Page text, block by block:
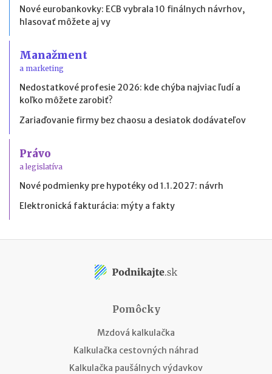
Nové eurobankovky: ECB vybrala 10 finálnych návrhov,
hlasovať môžete aj vy
Manažment
a marketing
Nedostatkové profesie 2026: kde chýba najviac ľudí a
koľko môžete zarobiť?
Zariaďovanie firmy bez chaosu a desiatok dodávateľov
Právo
a legislatíva
Nové podmienky pre hypotéky od 1.1.2027: návrh
Elektronická fakturácia: mýty a fakty
Pomôcky
Mzdová kalkulačka
Kalkulačka cestovných náhrad
Kalkulačka paušálnych výdavkov